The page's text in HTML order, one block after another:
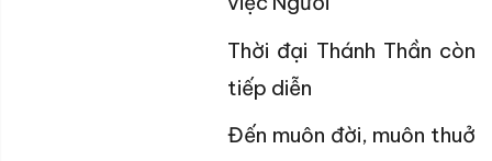
Thời đại Thánh Thần còn
tiếp diễn
Đến muôn đời, muôn thuở